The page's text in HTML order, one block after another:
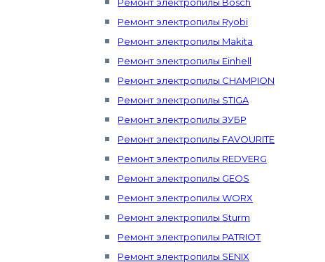
Ремонт электропилы Ryobi
Ремонт электропилы Makita
Ремонт электропилы Einhell
Ремонт электропилы CHAMPION
Ремонт электропилы STIGA
Ремонт электропилы ЗУБР
Ремонт электропилы FAVOURITE
Ремонт электропилы REDVERG
Ремонт электропилы GEOS
Ремонт электропилы WORX
Ремонт электропилы Sturm
Ремонт электропилы PATRIOT
Ремонт электропилы SENIX